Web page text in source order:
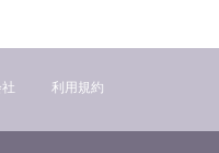
利用規約